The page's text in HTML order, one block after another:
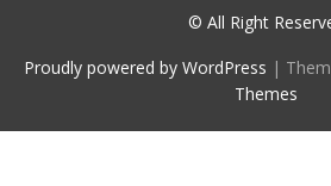
© All Right
Proudly powered by WordPress |
Themes